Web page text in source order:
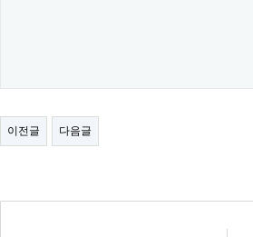
이전글 다음글